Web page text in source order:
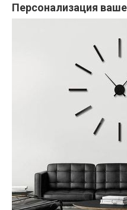
Персонализация